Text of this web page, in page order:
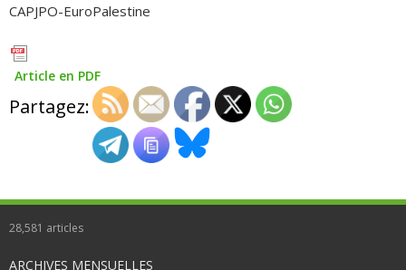
CAPJPO-EuroPalestine
Article en PDF
Partagez:
28,581 articles
ARCHIVES MENSUELLES